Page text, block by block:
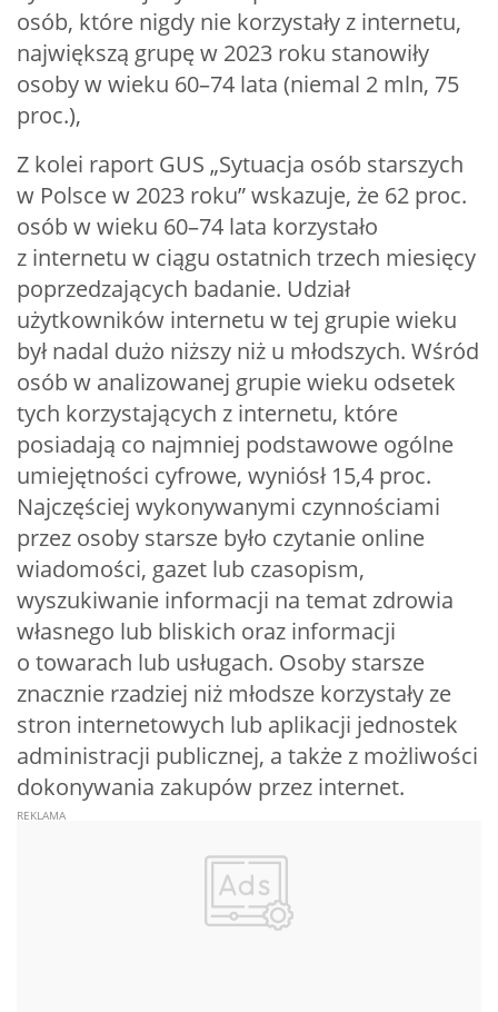
osób, które nigdy nie korzystały z internetu,
największą grupę w 2023 roku stanowiły
osoby w wieku 60–74 lata (niemal 2 mln, 75
proc.),
Z kolei raport GUS „Sytuacja osób starszych
w Polsce w 2023 roku” wskazuje, że 62 proc.
osób w wieku 60–74 lata korzystało
z internetu w ciągu ostatnich trzech miesięcy
poprzedzających badanie. Udział
użytkowników internetu w tej grupie wieku
był nadal dużo niższy niż u młodszych. Wśród
osób w analizowanej grupie wieku odsetek
tych korzystających z internetu, które
posiadają co najmniej podstawowe ogólne
umiejętności cyfrowe, wyniósł 15,4 proc.
Najczęściej wykonywanymi czynnościami
przez osoby starsze było czytanie online
wiadomości, gazet lub czasopism,
wyszukiwanie informacji na temat zdrowia
własnego lub bliskich oraz informacji
o towarach lub usługach. Osoby starsze
znacznie rzadziej niż młodsze korzystały ze
stron internetowych lub aplikacji jednostek
administracji publicznej, a także z możliwości
dokonywania zakupów przez internet.